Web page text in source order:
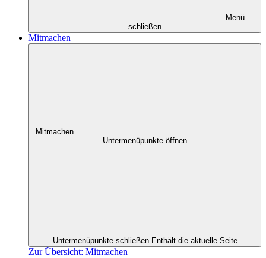
Menü
schließen
Mitmachen
Mitmachen
Untermenüpunkte öffnen
Untermenüpunkte schließen Enthält die aktuelle Seite
Zur Übersicht: Mitmachen